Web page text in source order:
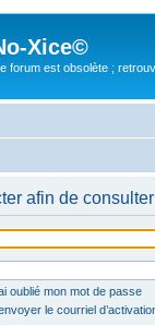
Xice©
forum est obsolète ;
afin de
oublié mon mot de passe
le courriel